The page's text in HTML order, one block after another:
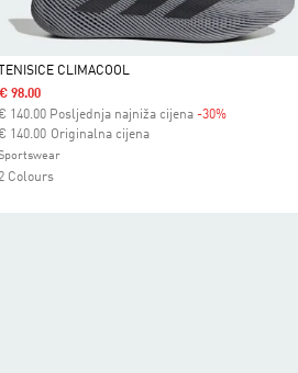
TENISICE CLIMACOOL
€ 98.00
140.00 Posljednja najniža cijena -30%
Originalna cijena
umanjena od
140.00za
2 Colours